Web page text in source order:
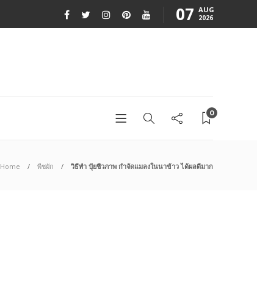
07 AUG
2026
0
Home พืชผัก วิธีทำ ปุ๋ยชีวภาพ กำจัดแมลงในนาข้าว ได้ผลดีมาก